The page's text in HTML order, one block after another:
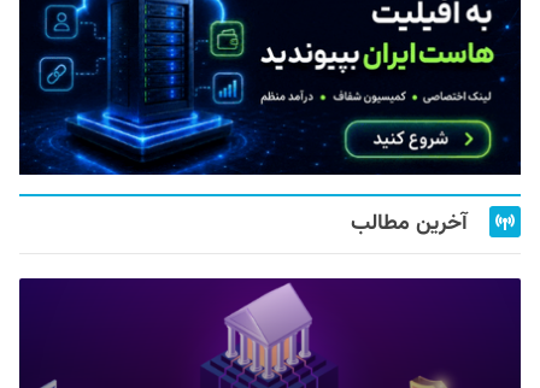
آخرین مطالب